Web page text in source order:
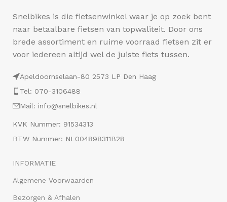
Snelbikes is die fietsenwinkel waar je op zoek bent
naar betaalbare fietsen van topwaliteit. Door ons
brede assortiment en ruime voorraad fietsen zit er
voor iedereen altijd wel de juiste fiets tussen.
Apeldoornselaan-80 2573 LP Den Haag
Tel: 070-3106488
Mail: info@snelbikes.nl
KVK Nummer: 91534313
BTW Nummer: NL004898311B28
INFORMATIE
Algemene Voorwaarden
Bezorgen & Afhalen